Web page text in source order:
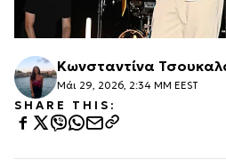
Κωνσταντίνα
Μάι 29, 2026, 2:34 ΜΜ EEST
SHARE THIS: